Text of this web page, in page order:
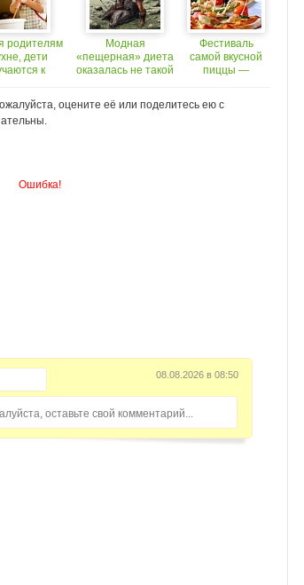
родителям
дети
к
Модная
«пещерная» диета
оказалась не такой
Фестиваль
самой вкусной
пиццы —
оцените её или поделитесь ею с
Ошибка!
08.08.2026 в 08:50
оставьте свой комментарий...